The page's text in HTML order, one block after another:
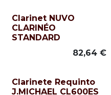
Clarinet NUVO
CLARINÉO
STANDARD
82,64€
Clarinete Requinto
J.MICHAEL CL600ES